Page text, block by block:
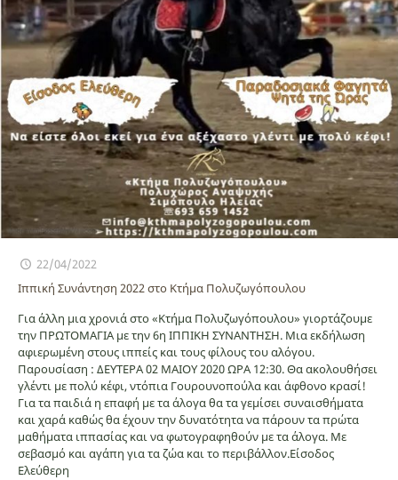
22/04/2022
Ιππική Συνάντηση 2022 στο Κτήμα Πολυζωγόπουλου
Για άλλη μια χρονιά στο «Κτήμα Πολυζωγόπουλου» γιορτάζουμε
την ΠΡΩΤΟΜΑΓΙΑ με την 6η ΙΠΠΙΚΗ ΣΥΝΑΝΤΗΣΗ. Μια εκδήλωση
αφιερωμένη στους ιππείς και τους φίλους του αλόγου.
Παρουσίαση : ΔΕΥΤΕΡΑ 02 ΜΑΙΟΥ 2020 ΩΡΑ 12:30. Θα ακολουθήσει
γλέντι με πολύ κέφι, ντόπια Γουρουνοπούλα και άφθονο κρασί!
Για τα παιδιά η επαφή με τα άλογα θα τα γεμίσει συναισθήματα
και χαρά καθώς θα έχουν την δυνατότητα να πάρουν τα πρώτα
μαθήματα ιππασίας και να φωτογραφηθούν με τα άλογα. Με
σεβασμό και αγάπη για τα ζώα και το περιβάλλον.Είσοδος
Ελεύθερη